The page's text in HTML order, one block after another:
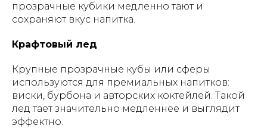
прозрачные кубики медленно тают и
сохраняют вкус напитка.
Крафтовый лед
Крупные прозрачные кубы или сферы
используются для премиальных напитков:
виски, бурбона и авторских коктейлей. Такой
лед тает значительно медленнее и выглядит
эффектно.